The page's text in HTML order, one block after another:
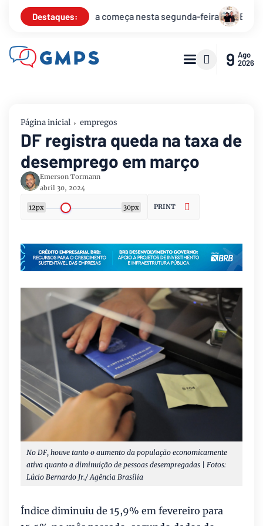
Destaques:
segunda-feira Está na hora de receber 2025 com o
9 Ago
2026
Página inicial empregos
DF registra queda na taxa de
desemprego em março
Emerson Tormann
abril 30, 2024
12px 30px PRINT
No DF, houve tanto o aumento da população economicamente
ativa quanto a diminuição de pessoas desempregadas | Fotos:
Lúcio Bernardo Jr./ Agência Brasília
Índice diminuiu de 15,9% em fevereiro para